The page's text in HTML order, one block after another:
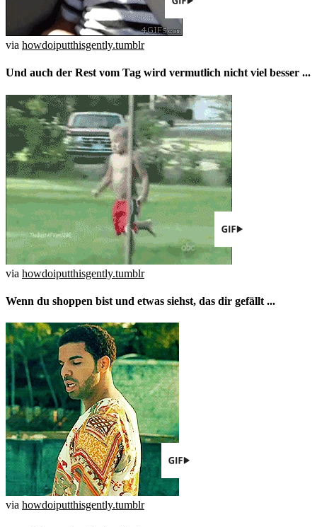
via howdoiputthisgently.tumblr
Und auch der Rest vom Tag wird vermutlich nicht viel besser ...
via howdoiputthisgently.tumblr
Wenn du shoppen bist und etwas siehst, das dir gefällt ...
via howdoiputthisgently.tumblr